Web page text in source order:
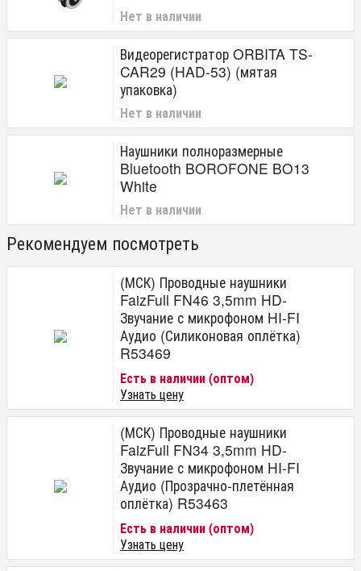
Нет в наличии
Видеорегистратор ORBITA TS-
CAR29 (HAD-53) (мятая
упаковка)
Нет в наличии
Наушники полноразмерные
Bluetooth BOROFONE BO13
White
Нет в наличии
Рекомендуем посмотреть
(МСК) Проводные наушники
FaizFull FN46 3,5mm HD-
Звучание с микрофоном HI-FI
Аудио (Силиконовая оплётка)
R53469
Есть в наличии (оптом)
Узнать цену
(МСК) Проводные наушники
FaizFull FN34 3,5mm HD-
Звучание с микрофоном HI-FI
Аудио (Прозрачно-плетённая
оплётка) R53463
Есть в наличии (оптом)
Узнать цену